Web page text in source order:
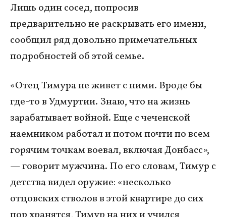
Лишь один сосед, попросив
предварительно не раскрывать его имени,
сообщил ряд довольно примечательных
подробностей об этой семье.
«Отец Тимура не живет с ними. Вроде бы
где-то в Удмуртии. Знаю, что на жизнь
зарабатывает войной. Еще с чеченской
наемником работал и потом почти по всем
горячим точкам воевал, включая Донбасс»,
— говорит мужчина. По его словам, Тимур с
детства видел оружие: «несколько
отцовских стволов в этой квартире до сих